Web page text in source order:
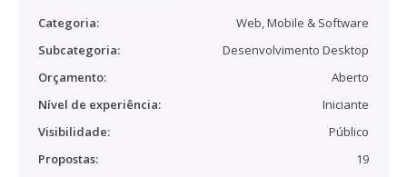
Categoria:
Web, Mobile & Software
Subcategoria:
Desenvolvimento Desktop
Orçamento:
Aberto
Nível de experiência:
Iniciante
Visibilidade:
Público
Propostas:
19